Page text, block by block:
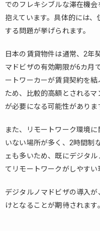
でのフレキシブルな滞在機
抱えています。具体的には
する問題が挙げられます。
日本の賃貸物件は通常、2年
マドビザの有効期限が6カ月
ートワーカーが賃貸契約を
ため、比較的高額とされる
が必要になる可能性がありま
また、リモートワーク環境
いない場所が多く、2時間制
ェも多いため、既にデジタ
てリモートワークがしやすい
デジタルノマドビザの導入
けとなることが期待されます。